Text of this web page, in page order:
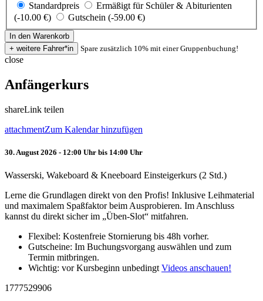
Standardpreis
Ermäßigt für Schüler & Abiturienten
(-10.00 €)
Gutschein (-59.00 €)
Spare zusätzlich 10% mit einer Gruppenbuchung!
close
Anfängerkurs
shareLink teilen
attachmentZum Kalendar hinzufügen
30. August 2026 - 12:00 Uhr bis 14:00 Uhr
Wasserski, Wakeboard & Kneeboard Einsteigerkurs (2 Std.)
Lerne die Grundlagen direkt von den Profis! Inklusive Leihmaterial
und maximalem Spaßfaktor beim Ausprobieren. Im Anschluss
kannst du direkt sicher im „Üben-Slot“ mitfahren.
Flexibel: Kostenfreie Stornierung bis 48h vorher.
Gutscheine: Im Buchungsvorgang auswählen und zum
Termin mitbringen.
Wichtig: vor Kursbeginn unbedingtVideos anschauen!
1777529906